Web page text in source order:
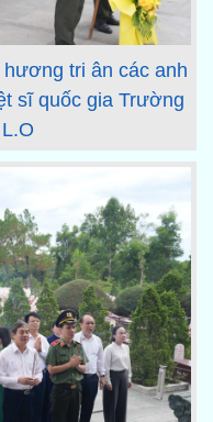
tri ân các anh
sĩ quốc gia Trường